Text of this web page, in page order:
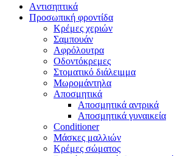
Aντισηπτικά
Προσωπική φροντίδα
Κρέμες χεριών
Σαμπουάν
Αφρόλουτρα
Οδοντόκρεμες
Στοματικό διάλειμμα
Μωρομάντηλα
Αποσμητικά
Αποσμητικά αντρικά
Αποσμητικά γυναικεία
Conditioner
Μάσκες μαλλιών
Κρέμες σώματος